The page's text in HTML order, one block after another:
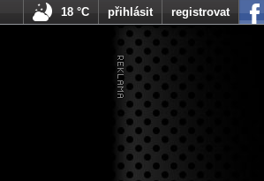
18 °C přihlásit registrovat